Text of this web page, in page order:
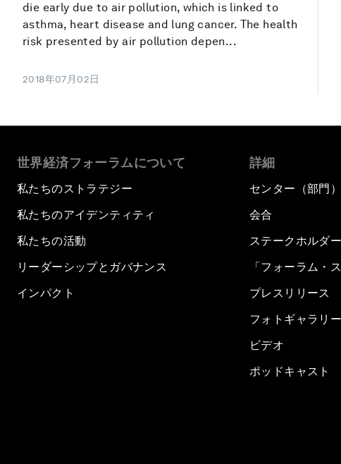
die early due to air pollution, which is linked to
asthma, heart disease and lung cancer. The health
risk presented by air pollution depen...
2018年07月02日
世界経済フォーラムについて
私たちのストラテジー
私たちのアイデンティティ
私たちの活動
リーダーシップとガバナンス
インパクト
詳細
センター（部門）
会合
ステークホルダ
「フォーラム・
プレスリリース
フォトギャラリー
ビデオ
ポッドキャスト